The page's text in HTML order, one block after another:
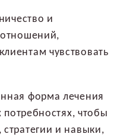
и
чувствовать
форма лечения
потребностях, чтобы
и навыки,